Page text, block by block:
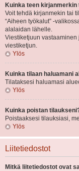
Kuinka teen
Voit tehdä kirjanmekin tai
“Aiheen työkalut” -
alalaidan lähelle.
Viestiketjuun vastaaminen
viestiketjun.
Ylös
Kuinka tilaan haluamani
Tilataksesi haluamasi
Ylös
Kuinka poistan
Poistaaksesi tilauksiasi,
Ylös
Liitetiedostot
Mitkä liitetiedostot ovat